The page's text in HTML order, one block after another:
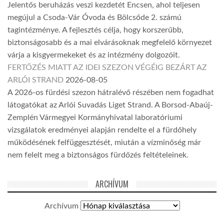
Jelentős beruházás veszi kezdetét Encsen, ahol teljesen
megújul a Csoda-Vár Óvoda és Bölcsőde 2. számú
tagintézménye. A fejlesztés célja, hogy korszerűbb,
biztonságosabb és a mai elvárásoknak megfelelő környezet
várja a kisgyermekeket és az intézmény dolgozóit.
FERTŐZÉS MIATT AZ IDEI SZEZON VÉGÉIG BEZÁRT AZ
ARLÓI STRAND 2026-08-05
A 2026-os fürdési szezon hátralévő részében nem fogadhat
látogatókat az Arlói Suvadás Liget Strand. A Borsod-Abaúj-
Zemplén Vármegyei Kormányhivatal laboratóriumi
vizsgálatok eredményei alapján rendelte el a fürdőhely
működésének felfüggesztését, miután a vízminőség már
nem felelt meg a biztonságos fürdőzés feltételeinek.
ARCHÍVUM
Archívum